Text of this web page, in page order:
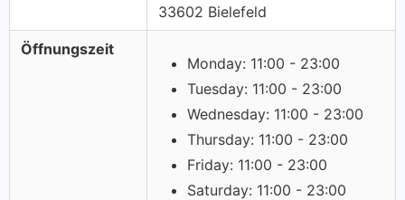
33602 Bielefeld
Öffnungszeit
Monday: 11:00 - 23:00
Tuesday: 11:00 - 23:00
Wednesday: 11:00 - 23:00
Thursday: 11:00 - 23:00
Friday: 11:00 - 23:00
Saturday: 11:00 - 23:00